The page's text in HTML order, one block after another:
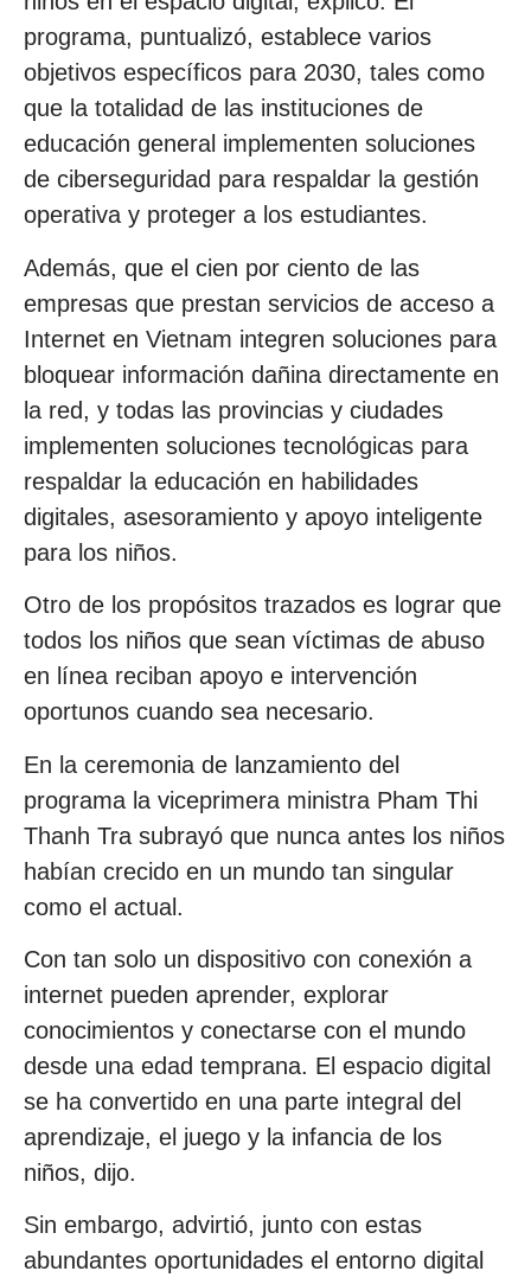
programa, puntualizó, establece varios
objetivos específicos para 2030, tales como
que la totalidad de las instituciones de
educación general implementen soluciones
de ciberseguridad para respaldar la gestión
operativa y proteger a los estudiantes.
Además, que el cien por ciento de las
empresas que prestan servicios de acceso a
Internet en Vietnam integren soluciones para
bloquear información dañina directamente en
la red, y todas las provincias y ciudades
implementen soluciones tecnológicas para
respaldar la educación en habilidades
digitales, asesoramiento y apoyo inteligente
para los niños.
Otro de los propósitos trazados es lograr que
todos los niños que sean víctimas de abuso
en línea reciban apoyo e intervención
oportunos cuando sea necesario.
En la ceremonia de lanzamiento del
programa la viceprimera ministra Pham Thi
Thanh Tra subrayó que nunca antes los niños
habían crecido en un mundo tan singular
como el actual.
Con tan solo un dispositivo con conexión a
internet pueden aprender, explorar
conocimientos y conectarse con el mundo
desde una edad temprana. El espacio digital
se ha convertido en una parte integral del
aprendizaje, el juego y la infancia de los
niños, dijo.
Sin embargo, advirtió, junto con estas
abundantes oportunidades el entorno digital